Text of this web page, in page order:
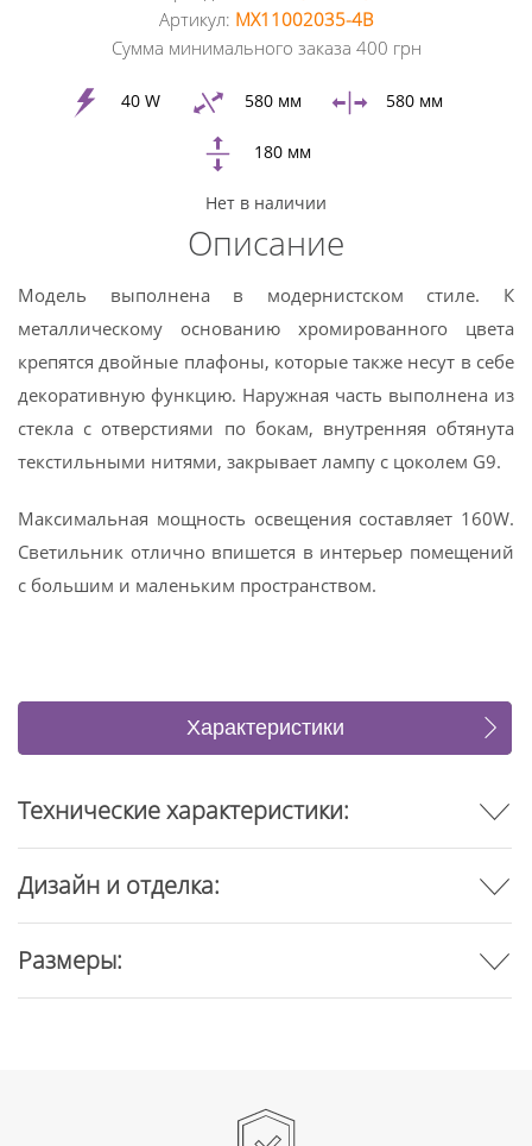
Facebook
+
Twitter
Pinterest
Артикул: MX11002035-4B
Сумма минимального заказа 400 грн
40 W 580 мм 580 мм
180 мм
Нет в наличии
Описание
Модель выполнена в модернистском стиле. К
металлическому основанию хромированного цвета
крепятся двойные плафоны, которые также несут в себе
декоративную функцию. Наружная часть выполнена из
стекла с отверстиями по бокам, внутренняя обтянута
текстильными нитями, закрывает лампу с цоколем G9.
Максимальная мощность освещения составляет 160W.
Светильник отлично впишется в интерьер помещений
с большим и маленьким пространством.
Характеристики
Коллекция (3)
Отзывы
Технические характеристики:
Дизайн и отделка:
Размеры: